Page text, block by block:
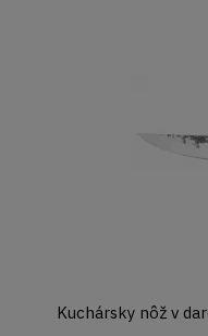
Kuchársky nôž v